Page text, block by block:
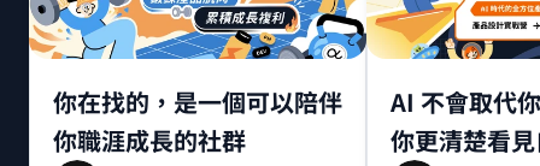
你在找的，是一個可以陪伴
你職涯成長的社群
AI 不會取代
你更清楚看